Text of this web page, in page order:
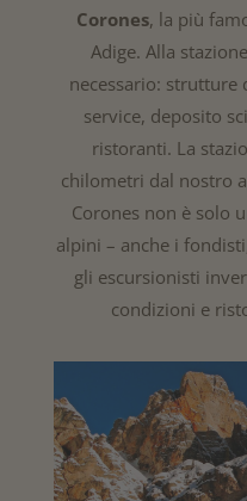
Corones, la più
Adige. Alla
necessario: strutture
service, deposito
ristoranti. La
chilometri dal nostro
Corones non è solo
alpini – anche i
gli escursionisti
condizioni e